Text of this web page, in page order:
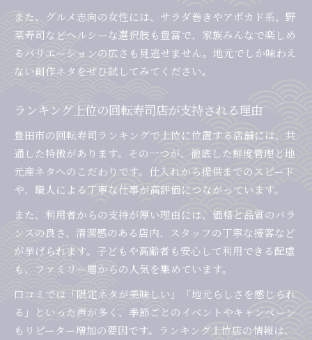
また、グルメ志向の女性には、サラダ巻きやアボカド系、野
菜寿司などヘルシーな選択肢も豊富で、家族みんなで楽しめ
るバリエーションの広さも見逃せません。地元でしか味わえ
ない創作ネタをぜひ試してみてください。
ランキング上位の回転寿司店が支持される理由
豊田市の回転寿司ランキングで上位に位置する店舗には、共
通した特徴があります。その一つが、徹底した鮮度管理と地
元産ネタへのこだわりです。仕入れから提供までのスピード
や、職人による丁寧な仕事が高評価につながっています。
また、利用者からの支持が厚い理由には、価格と品質のバラ
ンスの良さ、清潔感のある店内、スタッフの丁寧な接客など
が挙げられます。子どもや高齢者も安心して利用できる配慮
も、ファミリー層からの人気を集めています。
口コミでは「限定ネタが美味しい」「地元らしさを感じられ
る」といった声が多く、季節ごとのイベントやキャンペーン
もリピーター増加の要因です。ランキング上位店の情報は、